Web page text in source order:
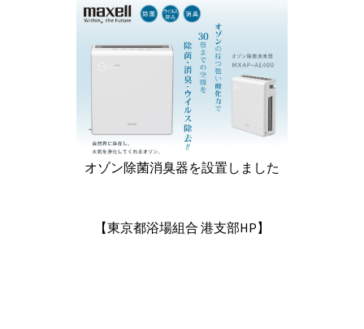
オゾン除菌消臭器を設置しました
【東京都浴場組合 港支部HP】